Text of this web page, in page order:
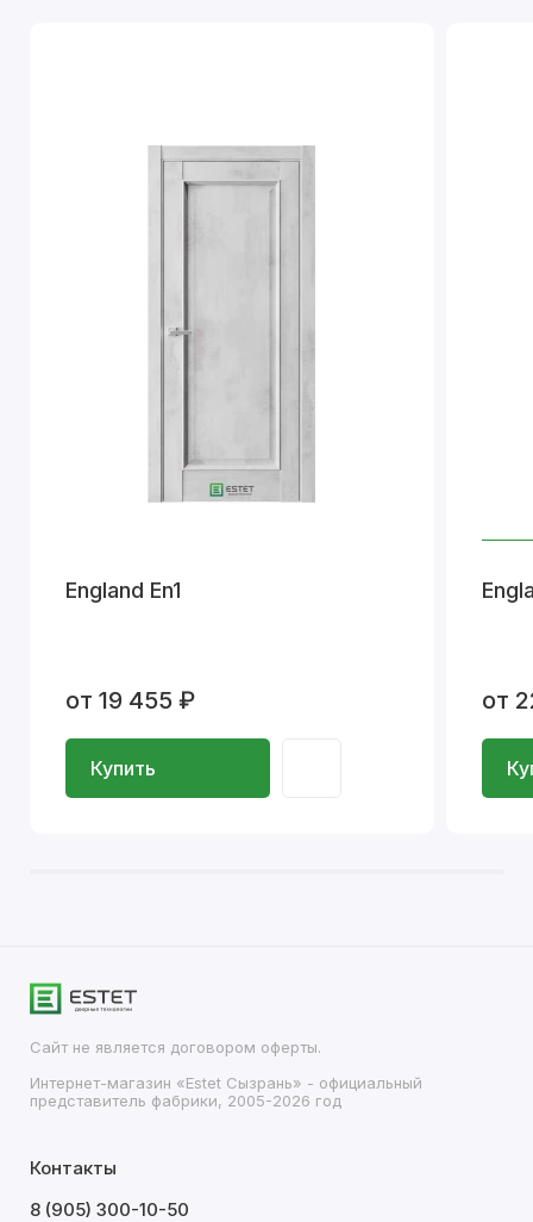
England En1
от 19 455 ₽
Купить
от
Сайт не является договором оферты.
Интернет-магазин «Estet Сызрань» - официальный
представитель фабрики, 2005-2026 год
Контакты
8 (905) 300-10-50